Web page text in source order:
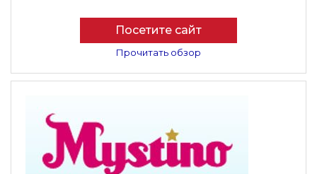
Посетите сайт
Прочитать обзор